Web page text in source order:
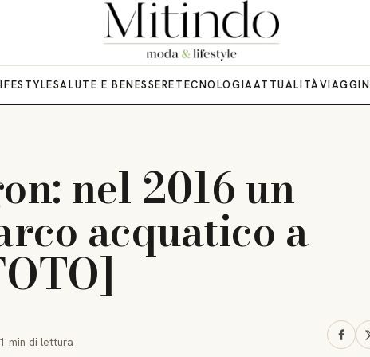
SALUTE E BENESSERETECNOLOGIAATTUALITÀVIAGGI
nel 2016 un
acquatico a
1 min di lettura